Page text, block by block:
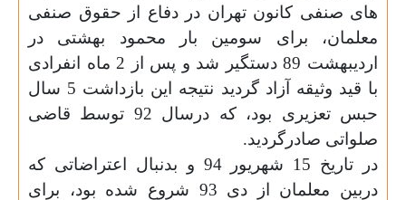
های صنفی کانون تهران در دفاع از حقوق صنفی
معلمان، برای سومین بار محمود بهشتی در
اردیبهشت 89 دستگیر شد و پس از 2 ماه انفرادی
با قید وثیقه آزاد گردید نتیجه این بازداشت 5 سال
حبس تعزیری بود، که درسال 92 توسط قاضی
صلواتی صادرگردید.
در تاریخ 15 شهریور 94 و بدنبال اعتراضاتی که
دربین معلمان از دی 93 شروع شده بود، برای